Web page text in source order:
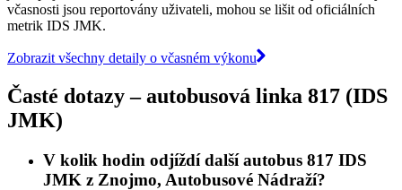
včasnosti jsou reportovány uživateli, mohou se lišit od oficiálních
metrik IDS JMK.
Zobrazit všechny detaily o včasném výkonu
Časté dotazy – autobusová linka 817 (IDS
JMK)
V kolik hodin odjíždí další autobus 817 IDS
JMK z Znojmo, Autobusové Nádraží?